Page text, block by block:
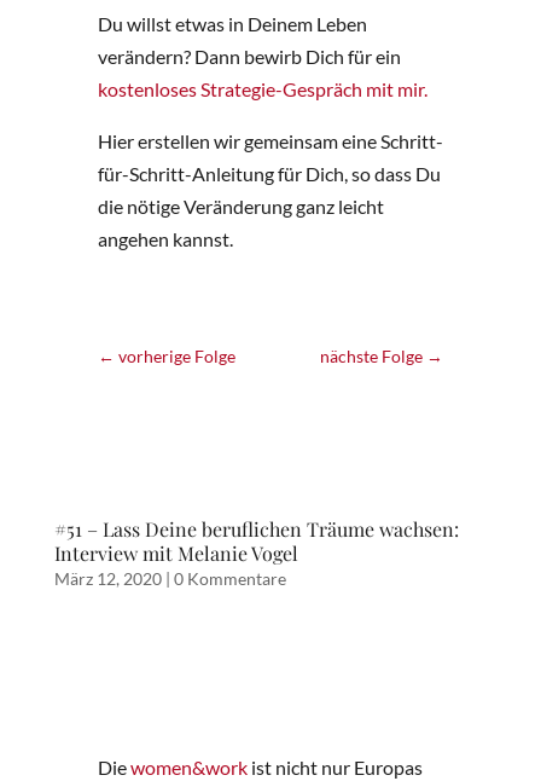
Du willst etwas in Deinem Leben
verändern? Dann bewirb Dich für ein
kostenloses Strategie-Gespräch mit mir.
Hier erstellen wir gemeinsam eine Schritt-
für-Schritt-Anleitung für Dich, so dass Du
die nötige Veränderung ganz leicht
angehen kannst.
← vorherige Folge nächste Folge →
#51 – Lass Deine beruflichen Träume wachsen:
Interview mit Melanie Vogel
März 12, 2020| 0 Kommentare
Diewomen&workist nicht nur Europas